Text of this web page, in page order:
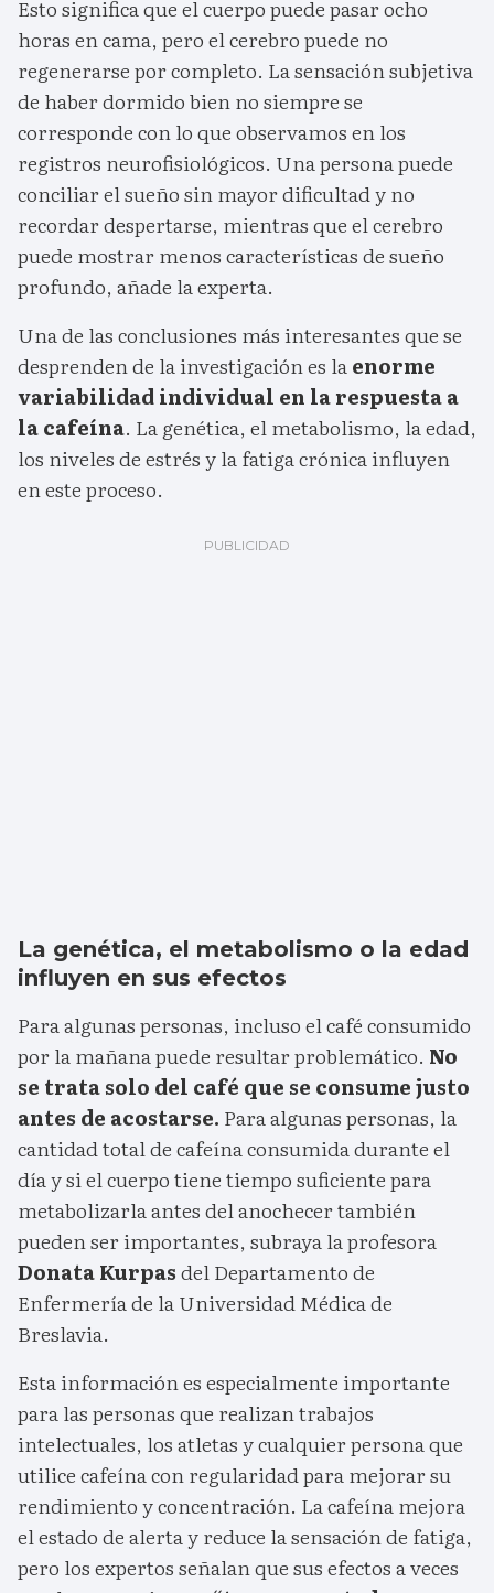
Esto significa que el cuerpo puede pasar ocho
horas en cama, pero el cerebro puede no
regenerarse por completo. La sensación subjetiva
de haber dormido bien no siempre se
corresponde con lo que observamos en los
registros neurofisiológicos. Una persona puede
conciliar el sueño sin mayor dificultad y no
recordar despertarse, mientras que el cerebro
puede mostrar menos características de sueño
profundo, añade la experta.
Una de las conclusiones más interesantes que se
desprenden de la investigación es laenorme
variabilidad individual en la respuesta a
la cafeína. La genética, el metabolismo, la edad,
los niveles de estrés y la fatiga crónica influyen
en este proceso.
La genética, el metabolismo o la edad
influyen en sus efectos
Para algunas personas, incluso el café consumido
por la mañana puede resultar problemático. No
se trata solo del café que se consume justo
antes de acostarse. Para algunas personas, la
cantidad total de cafeína consumida durante el
día y si el cuerpo tiene tiempo suficiente para
metabolizarla antes del anochecer también
pueden ser importantes, subraya la profesora
Donata Kurpasdel Departamento de
Enfermería de la Universidad Médica de
Breslavia.
Esta información es especialmente importante
para las personas que realizan trabajos
intelectuales, los atletas y cualquier persona que
utilice cafeína con regularidad para mejorar su
rendimiento y concentración. La cafeína mejora
el estado de alerta y reduce la sensación de fatiga,
pero los expertos señalan que sus efectos a veces